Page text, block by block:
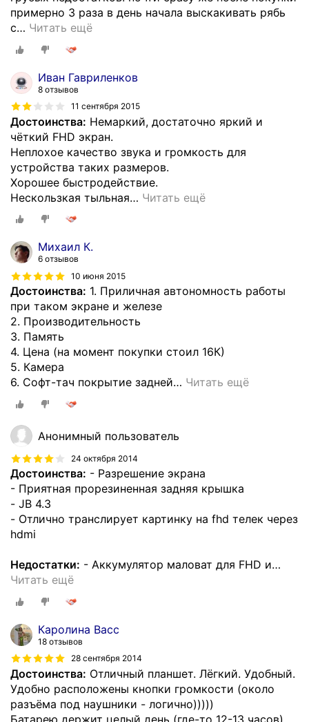
примерно 3 раза в день начала выскакивать рябь
с… Читать ещё
Иван Гавриленков
8 отзывов
11 сентября 2015
Достоинства: Немаркий, достаточно яркий и
чёткий FHD экран.
Неплохое качество звука и громкость для
устройства таких размеров.
Хорошее быстродействие.
Нескользкая тыльная… Читать ещё
Михаил К.
6 отзывов
10 июня 2015
Достоинства: 1. Приличная автономность работы
при таком экране и железе
2. Производительность
3. Память
4. Цена (на момент покупки стоил 16К)
5. Камера
6. Софт-тач покрытие задней… Читать ещё
Анонимный пользователь
24 октября 2014
Достоинства: - Разрешение экрана
- Приятная прорезиненная задняя крышка
- JB 4.3
- Отлично транслирует картинку на fhd телек через
hdmi
Недостатки: - Аккумулятор маловат для FHD и…
Читать ещё
Каролина Васс
18 отзывов
28 сентября 2014
Достоинства: Отличный планшет. Лёгкий. Удобный.
Удобно расположены кнопки громкости (около
разъёма под наушники - логично)))))
Батарею держит целый день (где-то 12-13 часов).